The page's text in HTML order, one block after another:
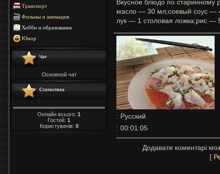
Транспорт
Фильмы и анимация
Хобби и образование
Юмор
Чат
Основной чат
Статистика
Онлайн всього: 1
Гостей: 1
Користувачів: 0
Вкусное блюдо по старинному
масло — 30 мл;соевый соус —
лук — 1 столовая ложка;рис —
: Русский
: 00:01:05
Додавати коментарі
[